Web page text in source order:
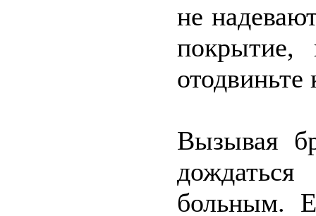
не
покрытие,
отодвиньте
Вызывая
больным.